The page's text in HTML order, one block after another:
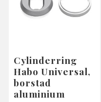
Cylinderring
Habo Universal,
borstad
aluminium